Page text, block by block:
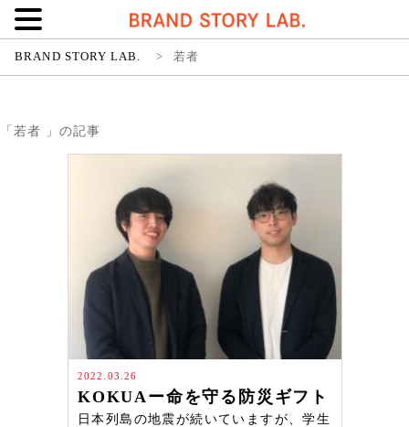
BRAND STORY LAB. > 若者
「若者 」の記事
2022.03.26
KOKUAー命を守る防災ギフト
日本列島の地震が続いていますが、学生